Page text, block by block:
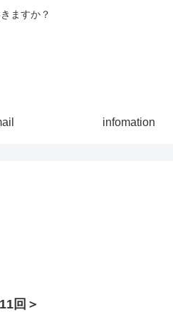
ますか？
infomation
回＞